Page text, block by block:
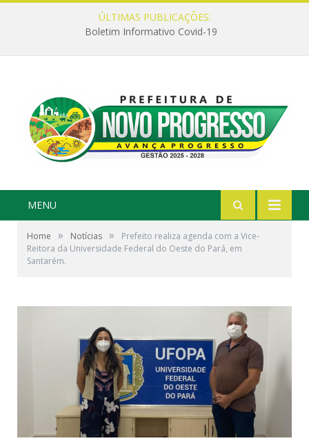
ÚLTIMAS PUBLICAÇÕES:
Boletim Informativo Covid-19
MENU
Home » Notícias »
Prefeito realiza agenda com a Vice-
Reitora da Universidade Federal do Oeste do Pará, em
Santarém.